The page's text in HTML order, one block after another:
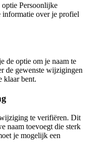
Persoonlijke
over je profiel
de optie om je naam te
de gewenste wijzigingen
klaar bent.
te verifiëren. Dit
naam toevoegt die sterk
je mogelijk een